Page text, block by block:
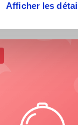
Afficher les